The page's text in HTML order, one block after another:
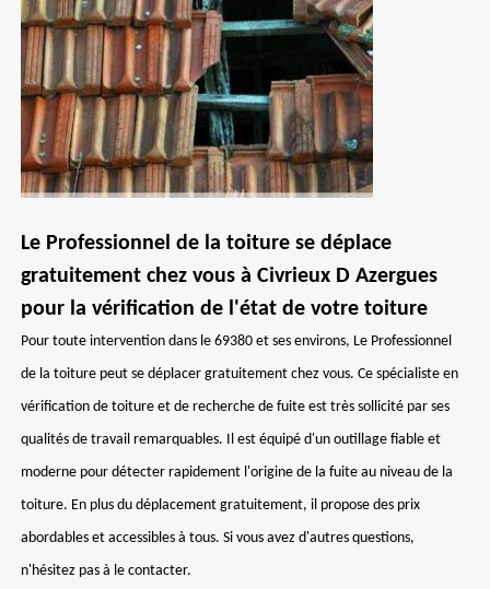
Le Professionnel de la toiture se déplace
gratuitement chez vous à Civrieux D Azergues
pour la vérification de l'état de votre toiture
Pour toute intervention dans le 69380 et ses environs, Le Professionnel
de la toiture peut se déplacer gratuitement chez vous. Ce spécialiste en
vérification de toiture et de recherche de fuite est très sollicité par ses
qualités de travail remarquables. Il est équipé d'un outillage fiable et
moderne pour détecter rapidement l'origine de la fuite au niveau de la
toiture. En plus du déplacement gratuitement, il propose des prix
abordables et accessibles à tous. Si vous avez d'autres questions,
n'hésitez pas à le contacter.